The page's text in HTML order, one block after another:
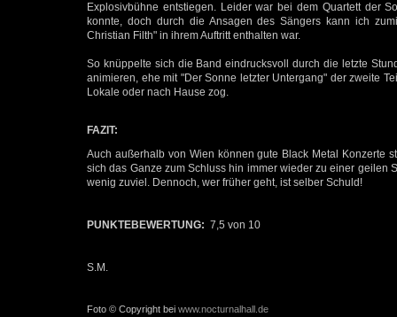
Explosivbühne entstiegen. Leider war bei dem Quartett der
konnte, doch durch die Ansagen des Sängers kann ich
Christian Filth" in ihrem Auftritt enthalten war.
So knüppelte sich die Band eindrucksvoll durch die letzte
animieren, ehe mit "Der Sonne letzter Untergang" der zweite
Lokale oder nach Hause zog.
FAZIT:
Auch außerhalb von Wien können gute Black Metal Konzerte
sich das Ganze zum Schluss hin immer wieder zu einer geilen
wenig zuviel. Dennoch, wer früher geht, ist selber Schuld!
PUNKTEBEWERTUNG: 7,5 von 10
S.M.
Foto © Copyright bei www.nocturnalhall.de